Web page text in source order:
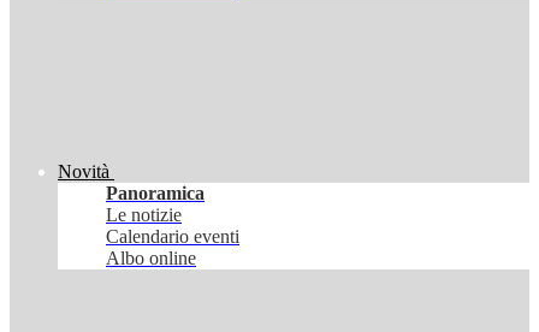
Novità
Panoramica
Le notizie
Calendario eventi
Albo online